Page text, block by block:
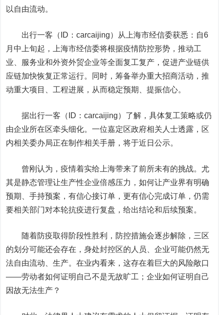
以自由流动。
出行一客（ID：carcaijing）
从上海市经信委获悉：自6
月中上旬起，上海市经信委将根据疫情防控形势，推动工
业、服务业和外资外贸企业等全面复工复产，促进产业链供
应链加快恢复正常运行。同时，筹备举办重大招商活动，推
动重大项目、工程进展，从而稳定预期、提振信心。
据出行一客（ID：carcaijing） 了解，具体复工策略或仍
由企业所在区牵头细化。一位嘉定区政府相关人士透露，区
内相关委办局正在制作相关手册，将于近日公示。
曾刚认为，疫情着实给上海带来了前所未有的挑战。尤
其是静态管理让生产性企业倍感压力，如何让产业界有明确
预期、手持预案，有信心接订单，更有信心完成订单，仍需
要相关部门对本轮抗疫进行复盘，给出结论和后续预案。
随着防疫取得阶段性胜利，防控措施会逐步解除，三区
的划分可能还会存在，身处封控区的人员、企业可能仍然无
法自由流动、生产。在业内看来，这存在着巨大的风险敞口
——劳动者如何证明自己不是无故旷工；企业如何证明自己
因故无法生产？